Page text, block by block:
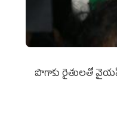
పొగాకు రైతుల‌తో